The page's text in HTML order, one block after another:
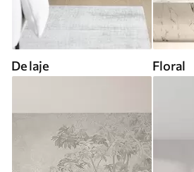
De laje Floral